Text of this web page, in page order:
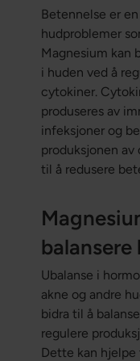
Betennelse er
hudproblemer
Magnesium kan
i huden ved å
cytokiner.
produseres av
infeksjoner og
produksjonen av
til å redusere
Ubalanse i
akne og andre
bidra til å
regulere
Dette kan hjelpe